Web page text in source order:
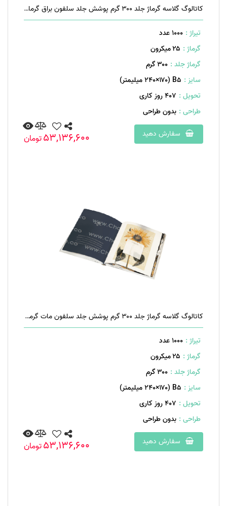
کاتالوگ گلاسه گرماژ جلد ۳۰۰ گرم پوشش جلد سلفون براق گرماژ داخل ۱۷۰ گرم ۴۰ صفحه منگنه تخت
تیراژ : 1000 عدد
گرماژ : ۲۵ میکرون
گرماژ جلد : ۳۰۰ گرم
سایز : B۵ (۲۴۰×۱۷۰ میلیمتر)
تحویل : 407 روز کاری
طراحی : بدون طراحی
سفارش دهید
53,136,600تومان
کاتالوگ گلاسه گرماژ جلد ۳۰۰ گرم پوشش جلد سلفون مات گرماژ داخل ۱۷۰ گرم ۴۰ صفحه منگنه تخت
تیراژ : 1000 عدد
گرماژ : ۲۵ میکرون
گرماژ جلد : ۳۰۰ گرم
سایز : B۵ (۲۴۰×۱۷۰ میلیمتر)
تحویل : 407 روز کاری
طراحی : بدون طراحی
سفارش دهید
53,136,600تومان